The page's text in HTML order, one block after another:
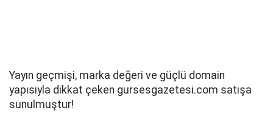
Yayın geçmişi, marka değeri ve güçlü domain
yapısıyla dikkat çeken gursesgazetesi.com satışa
sunulmuştur!